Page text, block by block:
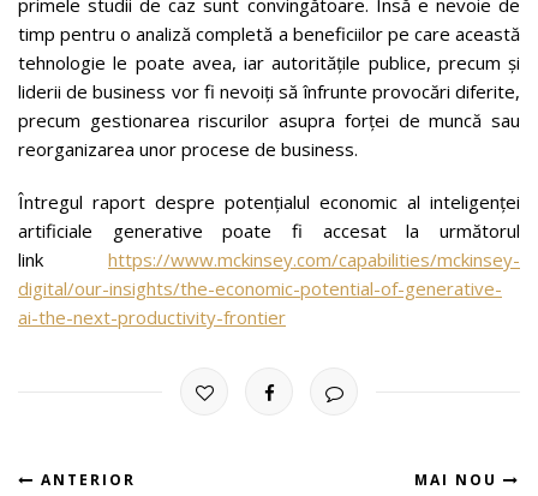
timp pentru o analiză completă a beneficiilor pe care această
tehnologie le poate avea, iar autoritățile publice, precum și
liderii de business vor fi nevoiți să înfrunte provocări diferite,
precum gestionarea riscurilor asupra forței de muncă sau
reorganizarea unor procese de business.
Întregul raport despre potențialul economic al inteligenței
artificiale generative poate fi accesat la următorul
link https://www.mckinsey.com/capabilities/mckinsey-
digital/our-insights/the-economic-potential-of-generative-
ai-the-next-productivity-frontier
ANTERIOR MAI NOU